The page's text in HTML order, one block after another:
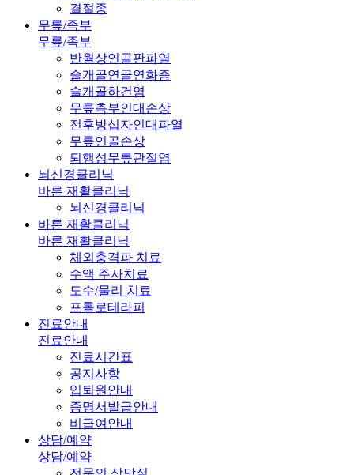
결절종
무릎/족부
무릎/족부
반월상연골판파열
슬개골연골연화증
슬개골하건염
무릎측부인대손상
전후방십자인대파열
무릎연골손상
퇴행성무릎관절염
뇌신경클리닉
바른 재활클리닉
뇌신경클리닉
바른 재활클리닉
바른 재활클리닉
체외충격파 치료
수액 주사치료
도수/물리 치료
프롤로테라피
진료안내
진료안내
진료시간표
공지사항
입퇴원안내
증명서발급안내
비급여안내
상담/예약
상담/예약